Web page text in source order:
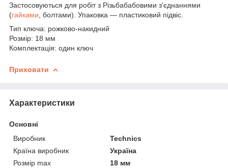
Застосовуються для робіт з Різьбабабовими з'єднаннями
(гайками , болтами). Упаковка — пластиковий підвіс.
Тип ключа: рожково-накидний
Розмір: 18 мм
Комплектація: один ключ
Приховати
Характеристики
Основні
Виробник
Technics
Країна виробник
Україна
Розмір max
18 мм